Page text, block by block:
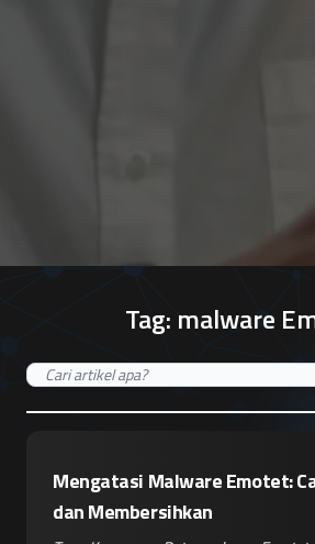
Tag: malware
Mengatasi Malware Emotet:
dan Membersihkan